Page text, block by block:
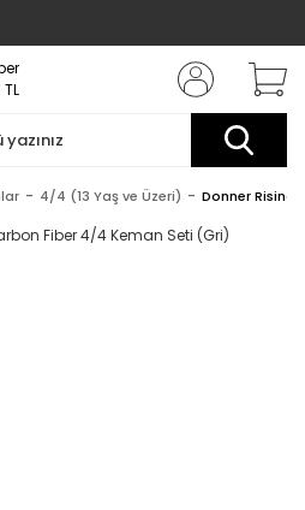
4/4 (13 Yaş ve Üzeri) Donner